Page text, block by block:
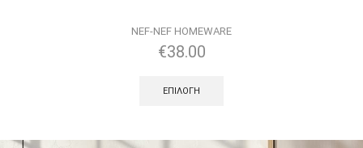
NEF-NEF HOMEWARE
€38.00
ΕΠΙΛΟΓΉ